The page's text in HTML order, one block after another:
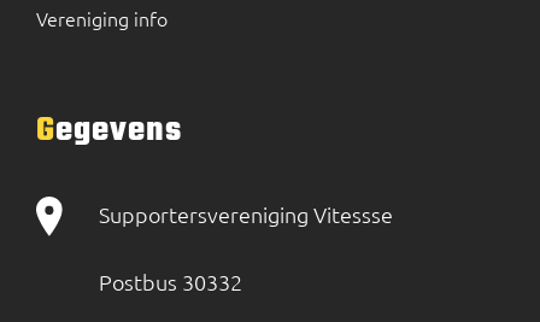
Vereniging info
Gegevens
Supportersvereniging Vitessse
Postbus 30332